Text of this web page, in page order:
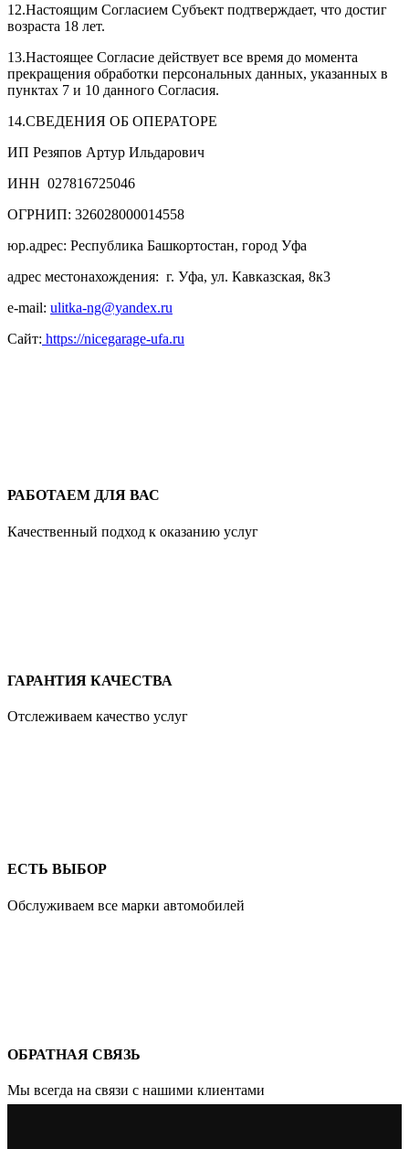
12.Настоящим Согласием Субъект подтверждает, что достиг
возраста 18 лет.
13.Настоящее Согласие действует все время до момента
прекращения обработки персональных данных, указанных в
пунктах 7 и 10 данного Согласия.
14.СВЕДЕНИЯ ОБ ОПЕРАТОРЕ
ИП Резяпов Артур Ильдарович
ИНН 027816725046
ОГРНИП: 326028000014558
юр.адрес: Республика Башкортостан, город Уфа
адрес местонахождения: г. Уфа, ул. Кавказская, 8к3
e-mail: ulitka-ng@yandex.ru
Сайт: https://nicegarage-ufa.ru
РАБОТАЕМ ДЛЯ ВАС
Качественный подход к оказанию услуг
ГАРАНТИЯ КАЧЕСТВА
Отслеживаем качество услуг
ЕСТЬ ВЫБОР
Обслуживаем все марки автомобилей
ОБРАТНАЯ СВЯЗЬ
Мы всегда на связи с нашими клиентами